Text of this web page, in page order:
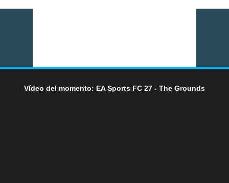
Vídeo del momento: EA Sports FC 27 - The Grounds